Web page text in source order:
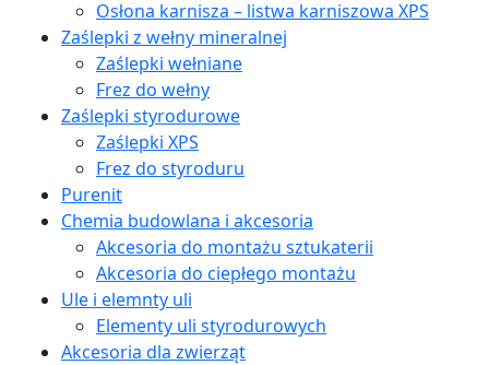
Osłona karnisza – listwa karniszowa XPS
Zaślepki z wełny mineralnej
Zaślepki wełniane
Frez do wełny
Zaślepki styrodurowe
Zaślepki XPS
Frez do styroduru
Purenit
Chemia budowlana i akcesoria
Akcesoria do montażu sztukaterii
Akcesoria do ciepłego montażu
Ule i elemnty uli
Elementy uli styrodurowych
Akcesoria dla zwierząt